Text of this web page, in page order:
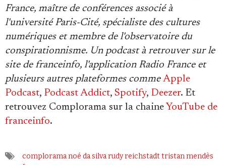
France, maître de conférences associé à
l'université Paris-Cité, spécialiste des cultures
numériques et membre de l'observatoire du
conspirationnisme. Un podcast à retrouver sur le
site de franceinfo, l'application Radio France et
plusieurs autres plateformes comme Apple
Podcast, Podcast Addict, Spotify, Deezer. Et
retrouvez Complorama sur la chaine YouTube de
franceinfo.
complorama noé da silva rudy reichstadt tristan mendès